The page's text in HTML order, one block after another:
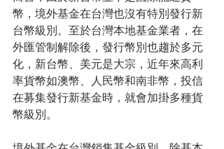
幣，境外基金在台灣也沒有特別發行新
台幣級別。至於台灣本地基金業者，在
外匯管制解除後，發行幣別也趨於多元
化，新台幣、美元是大宗，近年來高利
率貨幣如澳幣、人民幣和南非幣，投信
在募集發行新基金時，就會加掛多種貨
幣級別。